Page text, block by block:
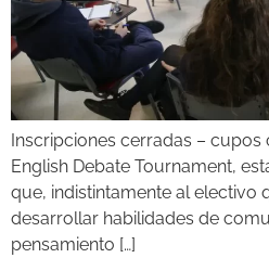
Inscripciones cerradas – cupos
English Debate Tournament,
que, indistintamente al electivo
desarrollar habilidades de
pensamiento […]